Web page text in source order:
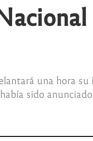
una hora
sido